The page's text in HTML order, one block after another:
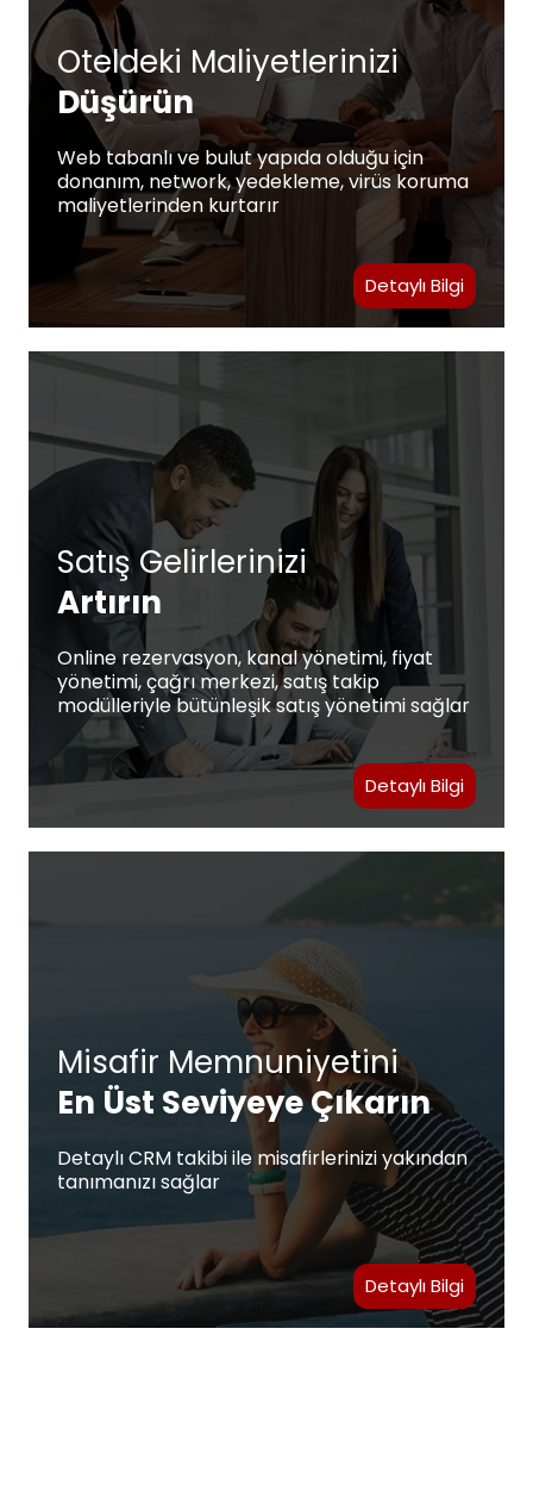
Oteldeki Maliyetlerinizi
Düşürün
Web tabanlı ve bulut yapıda olduğu için
donanım, network, yedekleme, virüs koruma
maliyetlerinden kurtarır
Detaylı Bilgi
Satış Gelirlerinizi
Artırın
Online rezervasyon, kanal yönetimi, fiyat
yönetimi, çağrı merkezi, satış takip
modülleriyle bütünleşik satış yönetimi sağlar
Detaylı Bilgi
Misafir Memnuniyetini
En Üst Seviyeye Çıkarın
Detaylı CRM takibi ile misafirlerinizi yakından
tanımanızı sağlar
Detaylı Bilgi